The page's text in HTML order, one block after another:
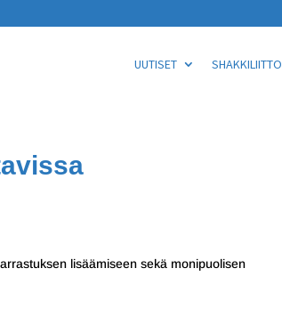
UUTISET SHAKKILIITTO
lisäämiseen sekä monipuolisen